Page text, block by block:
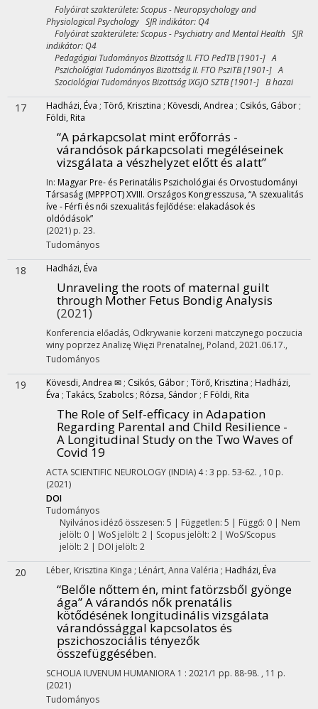
Folyóirat szakterülete: Scopus - Neuropsychology and
Physiological Psychology SJR indikátor: Q4
Folyóirat szakterülete: Scopus - Psychiatry and Mental Health SJR
indikátor: Q4
Pedagógiai Tudományos Bizottság II. FTO PedTB [1901-] A
Pszichológiai Tudományos Bizottság II. FTO PsziTB [1901-] A
Szociológiai Tudományos Bizottság IXGJO SZTB [1901-] B hazai
17 Hadházi, Éva ; Törő, Krisztina ; Kövesdi, Andrea ; Csikós, Gábor ;
Földi, Rita
“A párkapcsolat mint erőforrás -
várandósok párkapcsolati megéléseinek
vizsgálata a vészhelyzet előtt és alatt”
In: Magyar Pre- és Perinatális Pszichológiai és Orvostudományi
Társaság (MPPPOT) XVIII. Országos Kongresszusa, “A szexualitás
íve - Férfi és női szexualitás fejlődése: elakadások és
oldódások”
(2021) p. 23.
Tudományos
18 Hadházi, Éva
Unraveling the roots of maternal guilt
through Mother Fetus Bondig Analysis
(2021)
Konferencia előadás, Odkrywanie korzeni matczynego poczucia
winy poprzez Analizę Więzi Prenatalnej, Poland, 2021.06.17.,
Tudományos
19 Kövesdi, Andrea ✉ ; Csikós, Gábor ; Törő, Krisztina ; Hadházi,
Éva ; Takács, Szabolcs ; Rózsa, Sándor ; F Földi, Rita
The Role of Self-efficacy in Adapation
Regarding Parental and Child Resilience -
A Longitudinal Study on the Two Waves of
Covid 19
ACTA SCIENTIFIC NEUROLOGY (INDIA) 4: 3 pp. 53-62. , 10 p.
(2021)
DOI
Tudományos
Nyilvános idéző összesen: 5 | Független: 5 | Függő: 0 | Nem
jelölt: 0 | WoS jelölt: 2 | Scopus jelölt: 2 | WoS/Scopus
jelölt: 2 | DOI jelölt: 2
20 Léber, Krisztina Kinga ; Lénárt, Anna Valéria ; Hadházi, Éva
“Belőle nőttem én, mint fatörzsből gyönge
ága” A várandós nők prenatális
kötődésének longitudinális vizsgálata
várandóssággal kapcsolatos és
pszichoszociális tényezők
összefüggésében.
SCHOLIA IUVENUM HUMANIORA 1 : 2021/1 pp. 88-98. , 11 p.
(2021)
Tudományos